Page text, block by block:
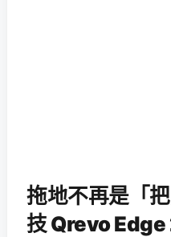
拖地不再是「
技 Qrevo Edge